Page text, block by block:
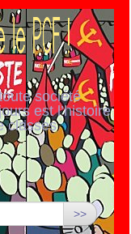
société
est l’histoire
classes
>>